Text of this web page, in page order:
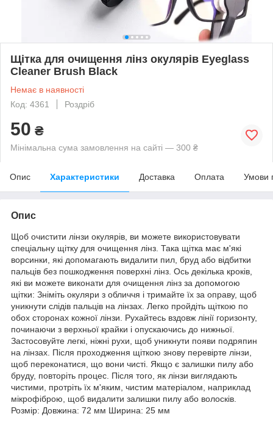
Щітка для очищення лінз окулярів Eyeglass
Cleaner Brush Black
Немає в наявності
Код: 4361
Роздріб
50 ₴
Мінімальна сума замовлення на сайті — 300 ₴
Опис Характеристики Доставка Оплата Умови
Опис
Щоб очистити лінзи окулярів, ви можете використовувати
спеціальну щітку для очищення лінз. Така щітка має м'які
ворсинки, які допомагають видалити пил, бруд або відбитки
пальців без пошкодження поверхні лінз. Ось декілька кроків,
які ви можете виконати для очищення лінз за допомогою
щітки: Зніміть окуляри з обличчя і тримайте їх за оправу, щоб
уникнути слідів пальців на лінзах. Легко пройдіть щіткою по
обох сторонах кожної лінзи. Рухайтесь вздовж лінії горизонту,
починаючи з верхньої крайки і опускаючись до нижньої.
Застосовуйте легкі, ніжні рухи, щоб уникнути появи подряпин
на лінзах. Після проходження щіткою знову перевірте лінзи,
щоб переконатися, що вони чисті. Якщо є залишки пилу або
бруду, повторіть процес. Після того, як лінзи виглядають
чистими, протріть їх м'яким, чистим матеріалом, наприклад
мікрофіброю, щоб видалити залишки пилу або волосків.
Розмір: Довжина: 72 мм Ширина: 25 мм